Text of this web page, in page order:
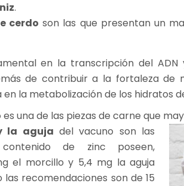
.
cerdo son las que presentan un
en la transcripción del
de contribuir a la fortaleza de
la metabolización de los hidratos
es una de las piezas de carne que
la aguja del vacuno son las
de zinc poseen,
el morcillo y 5,4 mg la aguja
las recomendaciones son de 15